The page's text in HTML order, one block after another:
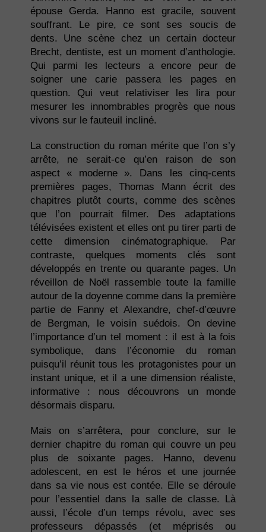
épouse Gerda. Hanno est gracile, souvent
souffrant. Le pire, ce sont ses soucis de
dents. Une scène chez un certain docteur
Brecht, dentiste, est un moment d’anthologie.
Qui parmi les lecteurs a encore peur de
soigner une carie passera les pages en
question. Qui veut relativiser les lira pour
mesurer les innombrables progrès que nous
vivons sur le fauteuil incliné.
La construction du roman mérite que l’on s’y
arrête, ne serait-ce qu’en raison de son
aspect « moderne ». Dans les cinq-cents
premières pages, Thomas Mann écrit des
chapitres plutôt courts, comme des scènes
que l’on pourrait filmer. Des adaptations
télévisées existent et elles ont pu tirer parti de
cette dimension cinématographique. Par
contraste, quelques moments clés sont
développés en trente ou quarante pages. Un
réveillon de Noël rassemble toute la famille
autour de la doyenne comme dans la première
partie de Fanny et Alexandre, chef-d’œuvre
de Bergman, le voisin suédois. On devine
l’importance d’un tel moment : il est à la fois
symbolique, dans l’économie du roman
puisqu’il réunit tous les protagonistes pour un
instant unique, et il a une dimension réaliste,
informative : nous découvrons un monde
désormais disparu.
Mais on s’arrêtera, pour conclure, sur le
dernier chapitre du roman qui couvre un peu
plus de soixante pages. Hanno, devenu
adolescent, en est le héros et une journée
dans sa vie nous est contée. Elle se déroule
pour l’essentiel dans la salle de classe. Là
aussi, l’école d’un temps révolu, avec ses
professeurs dépassés (et méprisés ou